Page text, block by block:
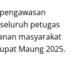
petugas
masyarakat
Maung 2025.